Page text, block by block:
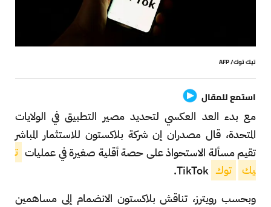
تيك توك/ AFP
استمع للمقال
مع بدء العد العكسي لتحديد مصير التطبيق في الولايات
المتحدة، قال مصدران إن شركة بلاكستون للاستثمار المباشر
تقيم مسألة الاستحواذ على حصة أقلية صغيرة في عمليات ت
يك
توك
وبحسب رويترز، تناقش بلاكستون الانضمام إلى مساهمين